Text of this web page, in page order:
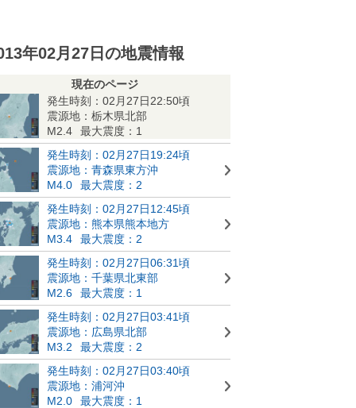
年02月27日の地震情報
現在のページ
発生時刻：02月27日22:50頃
震源地：栃木県北部
M2.4
最大震度：1
発生時刻：02月27日19:24頃
震源地：青森県東方沖
M4.0
最大震度：2
発生時刻：02月27日12:45頃
震源地：熊本県熊本地方
M3.4
最大震度：2
発生時刻：02月27日06:31頃
震源地：千葉県北東部
M2.6
最大震度：1
発生時刻：02月27日03:41頃
震源地：広島県北部
M3.2
最大震度：2
発生時刻：02月27日03:40頃
震源地：浦河沖
M2.0
最大震度：1